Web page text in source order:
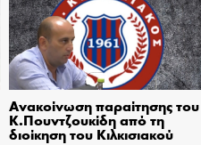
Ανακοίνωση παραίτησης του
Κ.Πουντζουκίδη από τη
διοίκηση του Κιλκισιακού